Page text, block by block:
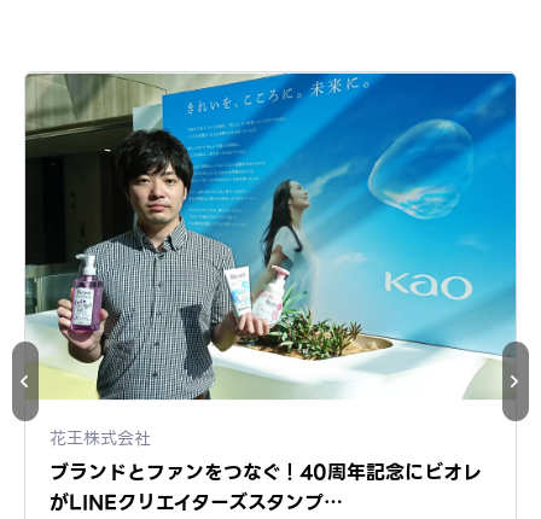
花王株式会社
ブランドとファンをつなぐ！40周年記念にビオレ
がLINEクリエイターズスタンプ…